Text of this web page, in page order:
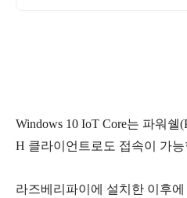
Windows 10 IoT Core는 파워쉘
H 클라이언트로도 접속이 가능
라즈베리파이에 설치한 이후에